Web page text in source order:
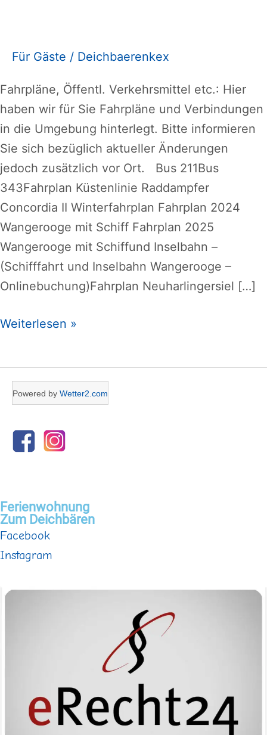
Für Gäste / Deichbaerenkex
Fahrpläne, Öffentl. Verkehrsmittel etc.: Hier
haben wir für Sie Fahrpläne und Verbindungen
in die Umgebung hinterlegt. Bitte informieren
Sie sich bezüglich aktueller Änderungen
jedoch zusätzlich vor Ort. Bus 211Bus
343Fahrplan Küstenlinie Raddampfer
Concordia II Winterfahrplan Fahrplan 2024
Wangerooge mit Schiff Fahrplan 2025
Wangerooge mit Schiffund Inselbahn –
(Schifffahrt und Inselbahn Wangerooge –
Onlinebuchung)Fahrplan Neuharlingersiel […]
nach
Weiterlesen »
Powered by Wetter2.com
Ferienwohnung
Zum Deichbären
Facebook
Instagram